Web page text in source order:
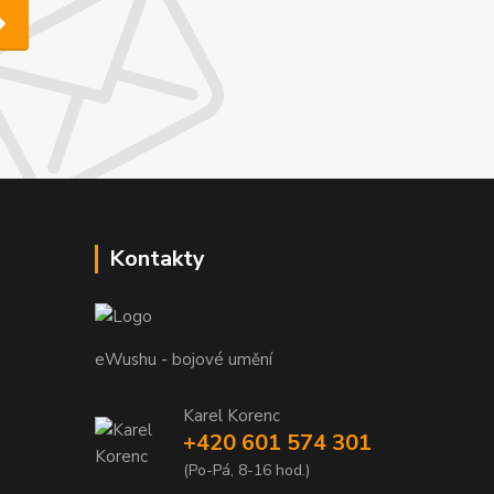
Kontakty
eWushu - bojové umění
Karel Korenc
+420 601 574 301
(Po-Pá, 8-16 hod.)